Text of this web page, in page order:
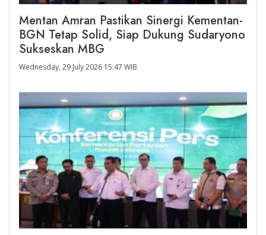
Mentan Amran Pastikan Sinergi Kementan-
BGN Tetap Solid, Siap Dukung Sudaryono
Sukseskan MBG
Wednesday, 29 July 2026 15:47 WIB